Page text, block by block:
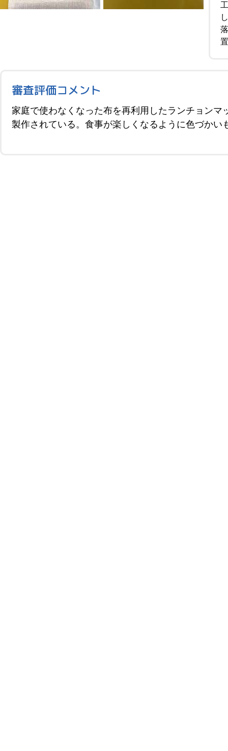
審査評価コメント
家庭で使わなくなった布を再利用したランチョン
製作されている。食事が楽しくなるように色づかい